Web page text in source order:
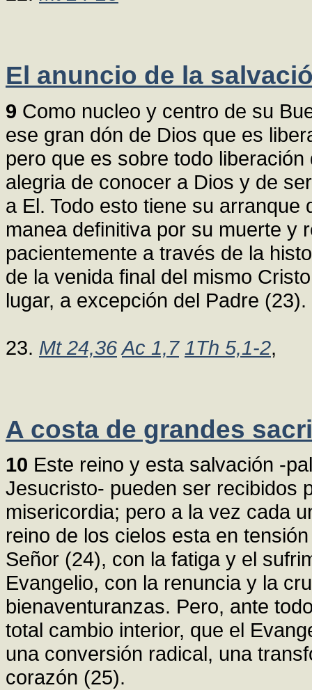
El anuncio de la
9 Como nucleo y centro de su
ese gran dón de Dios que es
pero que es sobre todo
alegria de conocer a Dios y de
a El. Todo esto tiene su
manea definitiva por su muerte y
pacientemente a través de la
de la venida final del mismo
lugar, a excepción del Padre (23).
23. Mt 24,36 Ac 1,7 1Th 5,1-2,
A costa de grandes
10 Este reino y esta salvación -
Jesucristo- pueden ser recibidos
misericordia; pero a la vez cada
reino de los cielos esta en
Señor (24), con la fatiga y el
Evangelio, con la renuncia y la
bienaventuranzas. Pero, ante
total cambio interior, que el
una conversión radical, una
corazón (25).